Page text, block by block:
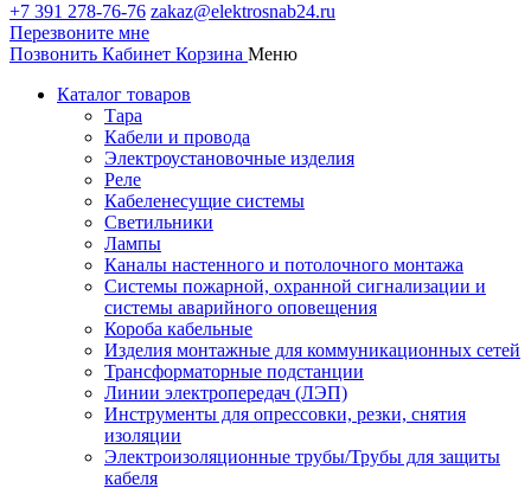
+7 391 278-76-76 zakaz@elektrosnab24.ru
Перезвоните мне
Позвонить Кабинет Корзина Меню
Каталог товаров
Тара
Кабели и провода
Электроустановочные изделия
Реле
Кабеленесущие системы
Светильники
Лампы
Каналы настенного и потолочного монтажа
Системы пожарной, охранной сигнализации и
системы аварийного оповещения
Короба кабельные
Изделия монтажные для коммуникационных сетей
Трансформаторные подстанции
Линии электропередач (ЛЭП)
Инструменты для опрессовки, резки, снятия
изоляции
Электроизоляционные трубы/Трубы для защиты
кабеля